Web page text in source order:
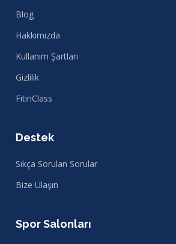
Blog
Hakkımızda
Kullanım Şartları
Gizlilik
FitinClass
Destek
Sıkça Sorulan Sorular
Bize Ulaşın
Spor Salonları